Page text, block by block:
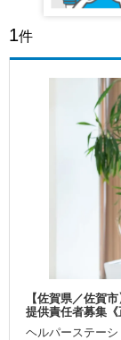
1件
【佐賀県／佐賀
提供責任者募集《
ヘルパーステー